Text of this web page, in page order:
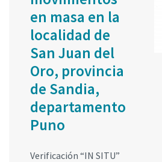
en masa en la
localidad de
San Juan del
Oro, provincia
de Sandia,
departamento
Puno
Verificación “IN SITU”